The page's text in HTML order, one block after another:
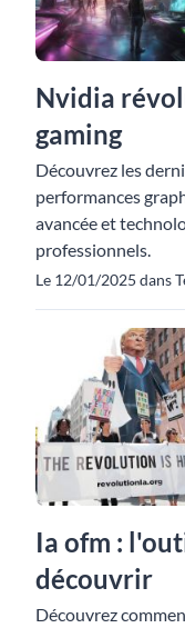
Nvidia
gaming
Découvrez les
performances
avancée et
professionnels.
Le 12/01/2025 dans
Ia ofm :
découvrir
Découvrez